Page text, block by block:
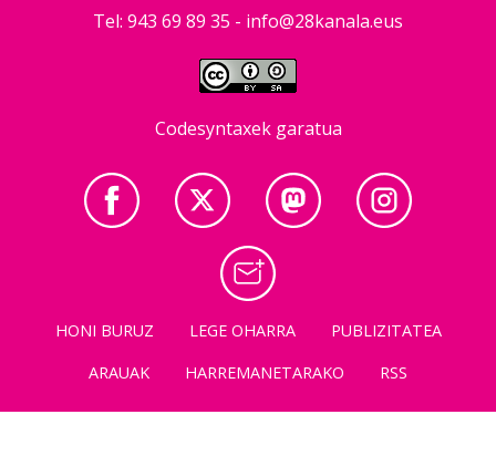
Tel: 943 69 89 35 - info@28kanala.eus
Codesyntaxek garatua
HONI BURUZ LEGE OHARRA
PUBLIZITATEA
ARAUAK
HARREMANETARAKO RSS